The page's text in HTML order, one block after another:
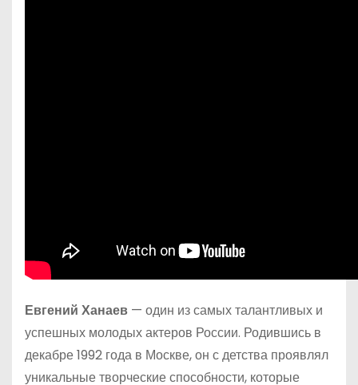
Евгений Ханаев — один из самых талантливых и
успешных молодых актеров России. Родившись в
декабре 1992 года в Москве, он с детства проявлял
уникальные творческие способности, которые